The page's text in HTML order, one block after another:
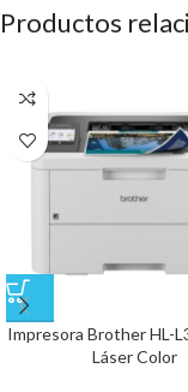
Productos
Impresora Brother HL-
Láser Color